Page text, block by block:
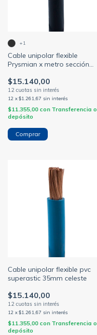
Cable unipolar flexible
Prysmian x metro sección
$15.140,00
12 x $1.261,67 sin interés
$11.355,00 con Transferencia o
depósito
+1
Comprar
Cable unipolar flexible pvc
superastic 35mm celeste
$15.140,00
12 x $1.261,67 sin interés
$11.355,00 con Transferencia o
depósito